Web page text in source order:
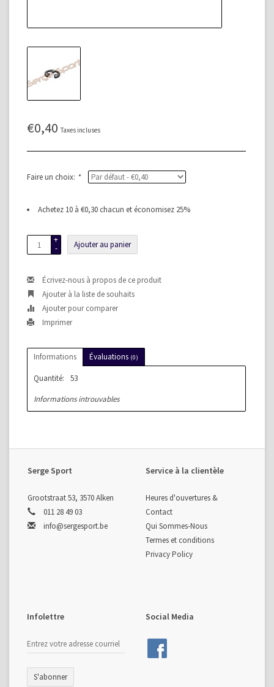
€0,40 Taxes incluses
Faire un choix: *
Achetez 10 à €0,30 chacun et économisez 25%
+
-
Ajouter au panier
Écrivez-nous à propos de ce produit
Ajouter à la liste de souhaits
Ajouter pour comparer
Imprimer
Informations Évaluations (0)
Quantité:
53
Informations introuvables
Serge Sport
Grootstraat 53, 3570 Alken
011 28 49 03
info@sergesport.be
Service à la clientèle
Heures d'ouvertures &
Contact
Qui Sommes-Nous
Termes et conditions
Privacy Policy
Infolettre
S'abonner
Social Media